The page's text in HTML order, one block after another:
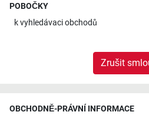
POBOČKY
kvyhledávaci obchodů
Zrušit
OBCHODNĚ-PRÁVNÍ INFORMACE